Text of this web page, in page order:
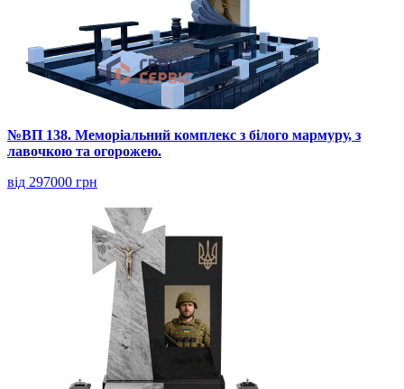
№ВП 138. Меморіальний комплекс з білого мармуру, з
лавочкою та огорожею.
від 297000 грн